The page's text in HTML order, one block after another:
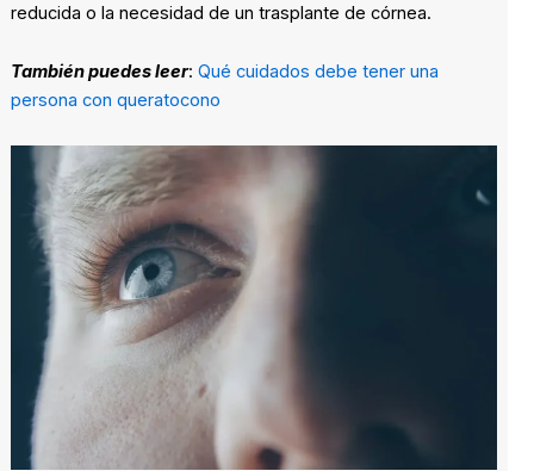
reducida o la necesidad de un trasplante de córnea.
También puedes leer: Qué cuidados debe tener una
persona con queratocono